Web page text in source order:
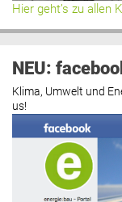
Hier geht’s zu allen
NEU:
Klima, Umwelt und
us!